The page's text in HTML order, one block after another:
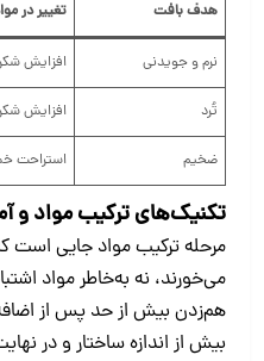
هدف بافت تغییر در
نرم و جویدنی افزایش
تُرد افزایش
ضخیم استراحت
تکنیک‌های ترکیب مواد و
مرحله ترکیب مواد جایی
می‌خورند، نه به‌خاطر مواد
هم‌زدن بیش از حد پس از
بیش از اندازه ساختار و در